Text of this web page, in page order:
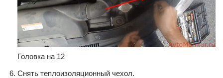
Головка на 12
Снять теплоизоляционный чехол.